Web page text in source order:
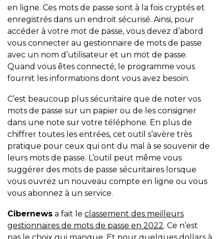
en ligne. Ces mots de passe sont à la fois cryptés et
enregistrés dans un endroit sécurisé. Ainsi, pour
accéder à votre mot de passe, vous devez d’abord
vous connecter au gestionnaire de mots de passe
avec un nom d’utilisateur et un mot de passe.
Quand vous êtes connecté, le programme vous
fournit les informations dont vous avez besoin.
C’est beaucoup plus sécuritaire que de noter vos
mots de passe sur un papier ou de les consigner
dans une note sur votre téléphone. En plus de
chiffrer toutes les entrées, cet outil s’avère très
pratique pour ceux qui ont du mal à se souvenir de
leurs mots de passe. L’outil peut même vous
suggérer des mots de passe sécuritaires lorsque
vous ouvrez un nouveau compte en ligne ou vous
vous abonnez à un service.
Cibernews a fait le classement des meilleurs
gestionnaires de mots de passe en 2022. Ce n’est